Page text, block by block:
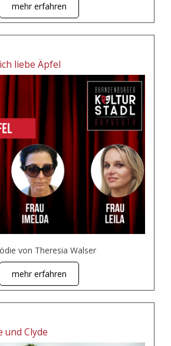
mehr erfahren
liebe Äpfel
von Theresia Walser
mehr erfahren
und Clyde